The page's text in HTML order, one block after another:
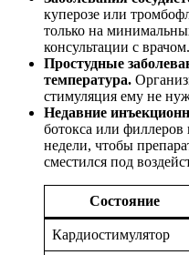
куперозе или
только на
консультации с врачом.
Простудные
температура.
стимуляция ему не
Недавние
ботокса или
недели, чтобы
сместился под
Состояние
Кардиостимулятор